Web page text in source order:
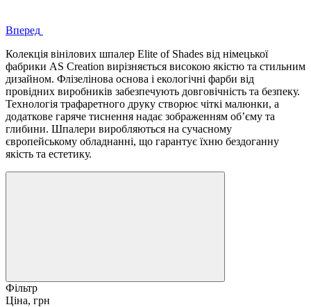
Вперед
Колекція вінілових шпалер Elite of Shades від німецької
фабрики AS Creation вирізняється високою якістю та стильним
дизайном. Флізелінова основа і екологічні фарби від
провідних виробників забезпечують довговічність та безпеку.
Технологія трафаретного друку створює чіткі малюнки, а
додаткове гаряче тиснення надає зображенням об’єму та
глибини. Шпалери виробляються на сучасному
європейському обладнанні, що гарантує їхню бездоганну
якість та естетику.
Фільтр
Ціна, грн